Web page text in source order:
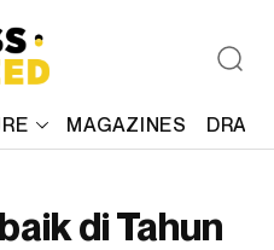
MAGAZINES
di Tahun